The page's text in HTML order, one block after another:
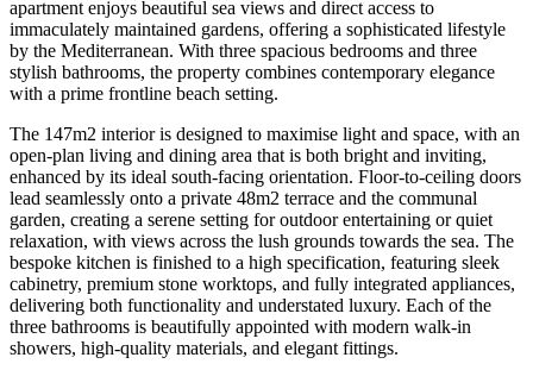
apartment enjoys beautiful sea views and direct access to
immaculately maintained gardens, offering a sophisticated lifestyle
by the Mediterranean. With three spacious bedrooms and three
stylish bathrooms, the property combines contemporary elegance
with a prime frontline beach setting.
The 147m2 interior is designed to maximise light and space, with an
open-plan living and dining area that is both bright and inviting,
enhanced by its ideal south-facing orientation. Floor-to-ceiling doors
lead seamlessly onto a private 48m2 terrace and the communal
garden, creating a serene setting for outdoor entertaining or quiet
relaxation, with views across the lush grounds towards the sea. The
bespoke kitchen is finished to a high specification, featuring sleek
cabinetry, premium stone worktops, and fully integrated appliances,
delivering both functionality and understated luxury. Each of the
three bathrooms is beautifully appointed with modern walk-in
showers, high-quality materials, and elegant fittings.